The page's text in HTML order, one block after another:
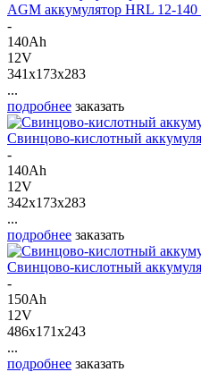
AGM аккумулятор HRL 12-140
-
140Ah
12V
341x173x283
...
подробнее заказать
Свинцово-кислотный
-
140Ah
12V
342x173x283
...
подробнее заказать
Свинцово-кислотный
-
150Ah
12V
486x171x243
...
подробнее заказать